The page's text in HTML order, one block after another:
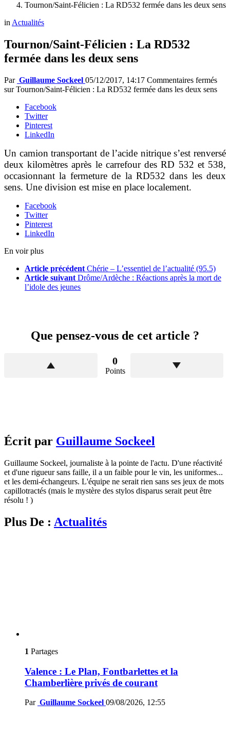
Tournon/Saint-Félicien : La RD532 fermée dans les deux sens
inActualités
Tournon/Saint-Félicien : La RD532
fermée dans les deux sens
Par Guillaume Sockeel 05/12/2017, 14:17 Commentaires fermés
sur Tournon/Saint-Félicien : La RD532 fermée dans les deux sens
Facebook
Twitter
Pinterest
LinkedIn
Un camion transportant de l’acide nitrique s’est renversé
deux kilomètres après le carrefour des RD 532 et 538,
occasionnant la fermeture de la RD532 dans les deux
sens. Une division est mise en place localement.
Facebook
Twitter
Pinterest
LinkedIn
En voir plus
Article précédent Chérie – L’essentiel de l’actualité (95.5)
Article suivant Drôme/Ardèche : Réactions après la mort de
l’idole des jeunes
Que pensez-vous de cet article ?
0
Points
Écrit par Guillaume Sockeel
Guillaume Sockeel, journaliste à la pointe de l'actu. D'une réactivité
et d'une rigueur sans faille, il a un faible pour le vin, les uniformes...
et les demi-échangeurs. L'équipe ne serait rien sans ses jeux de mots
capillotractés (mais le mystère des stylos disparus serait peut être
résolu ! )
Plus De : Actualités
1 Partages
Valence : Le Plan, Fontbarlettes et la
Chamberlière privés de courant
Par Guillaume Sockeel 09/08/2026, 12:55